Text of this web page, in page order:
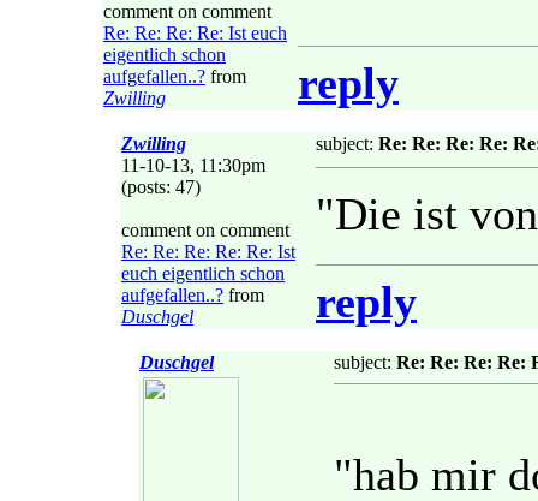
comment on comment
Re: Re: Re: Re: Ist euch
eigentlich schon
aufgefallen..? from
Zwilling
reply
Zwilling
11-10-13, 11:30pm
(posts: 47)
comment on comment
Re: Re: Re: Re: Re: Ist
euch eigentlich schon
aufgefallen..? from
Duschgel
subject: Re: Re: Re: Re:
"Die ist
reply
Duschgel subject: Re: Re: Re: Re:
"hab mir